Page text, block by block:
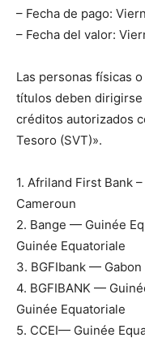
– Fecha de pago:
– Fecha del valor:
Las personas físicas
títulos deben
créditos autorizados
Tesoro (SVT)».
1. Afriland First Bank
Cameroun
2. Bange — Guinée
Guinée Equatoriale
3. BGFIbank —
4. BGFIBANK —
Guinée Equatoriale
5. CCEI— Guinée